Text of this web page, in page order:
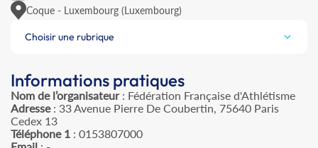
Coque - Luxembourg (Luxembourg)
Choisir une rubrique
Informations pratiques
Nom de l’organisateur: Fédération Française d'Athlétisme
Adresse: 33 Avenue Pierre De Coubertin, 75640 Paris
Cedex 13
Téléphone 1 : 0153807000